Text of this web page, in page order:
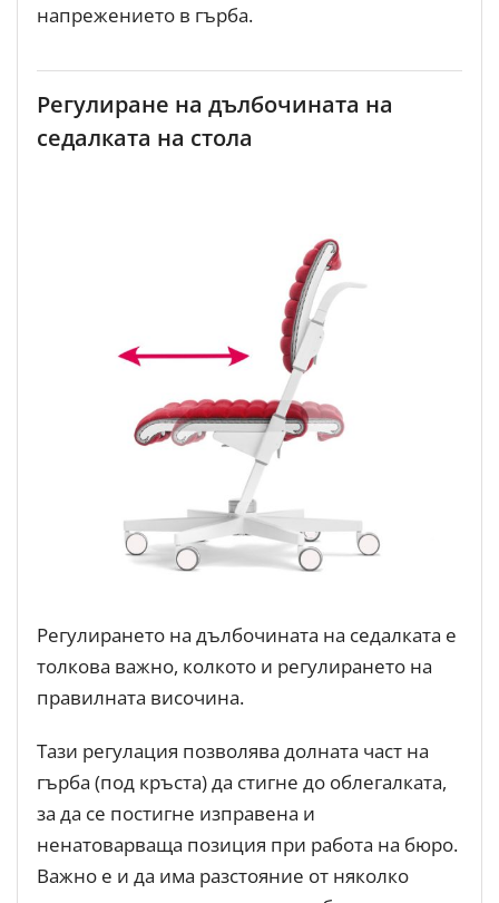
напрежението в гърба.
Регулиране на дълбочината на
седалката на стола
Регулирането на дълбочината на седалката е
толкова важно, колкото и регулирането на
правилната височина.
Тази регулация позволява долната част на
гърба (под кръста) да стигне до облегалката,
за да се постигне изправена и
ненатоварваща позиция при работа на бюро.
Важно е и да има разстояние от няколко